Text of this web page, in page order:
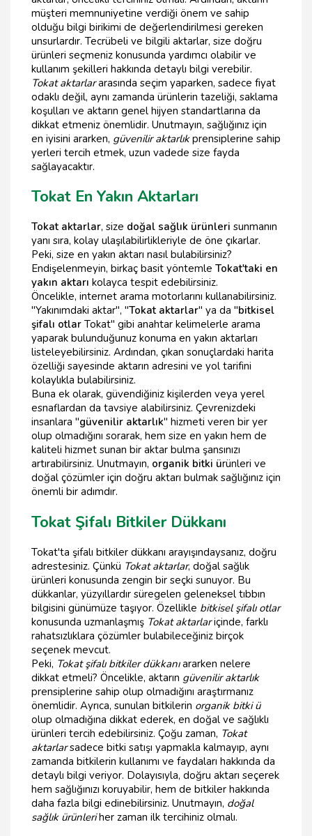
müşteri memnuniyetine verdiği önem ve sahip
olduğu bilgi birikimi de değerlendirilmesi gereken
unsurlardır. Tecrübeli ve bilgili aktarlar, size doğru
ürünleri seçmeniz konusunda yardımcı olabilir ve
kullanım şekilleri hakkında detaylı bilgi verebilir.
Tokat aktarlararasında seçim yaparken, sadece fiyat
odaklı değil, aynı zamanda ürünlerin tazeliği, saklama
koşulları ve aktarın genel hijyen standartlarına da
dikkat etmeniz önemlidir. Unutmayın, sağlığınız için
en iyisini ararken, güvenilir aktarlıkprensiplerine sahip
yerleri tercih etmek, uzun vadede size fayda
sağlayacaktır.
Tokat En Yakın Aktarları
Tokat aktarlar, size doğal sağlık ürünleri sunmanın
yanı sıra, kolay ulaşılabilirlikleriyle de öne çıkarlar.
Peki, size en yakın aktarı nasıl bulabilirsiniz?
Endişelenmeyin, birkaç basit yöntemle Tokat'taki en
yakın aktarı kolayca tespit edebilirsiniz.
Öncelikle, internet arama motorlarını kullanabilirsiniz.
"Yakınımdaki aktar", "Tokat aktarlar" ya da "bitkisel
şifalı otlar Tokat" gibi anahtar kelimelerle arama
yaparak bulunduğunuz konuma en yakın aktarları
listeleyebilirsiniz. Ardından, çıkan sonuçlardaki harita
özelliği sayesinde aktarın adresini ve yol tarifini
kolaylıkla bulabilirsiniz.
Buna ek olarak, güvendiğiniz kişilerden veya yerel
esnaflardan da tavsiye alabilirsiniz. Çevrenizdeki
insanlara "güvenilir aktarlık" hizmeti veren bir yer
olup olmadığını sorarak, hem size en yakın hem de
kaliteli hizmet sunan bir aktar bulma şansınızı
artırabilirsiniz. Unutmayın, organik bitki ürünleri ve
doğal çözümler için doğru aktarı bulmak sağlığınız için
önemli bir adımdır.
Tokat Şifalı Bitkiler Dükkanı
Tokat'ta şifalı bitkiler dükkanı arayışındaysanız, doğru
adrestesiniz. Çünkü Tokat aktarlar, doğal sağlık
ürünleri konusunda zengin bir seçki sunuyor. Bu
dükkanlar, yüzyıllardır süregelen geleneksel tıbbın
bilgisini günümüze taşıyor. Özellikle bitkisel şifalı otlar
konusunda uzmanlaşmış Tokat aktarlariçinde, farklı
rahatsızlıklara çözümler bulabileceğiniz birçok
seçenek mevcut.
Peki, Tokat şifalı bitkiler dükkanıararken nelere
dikkat etmeli? Öncelikle, aktarın güvenilir aktarlık
prensiplerine sahip olup olmadığını araştırmanız
önemlidir. Ayrıca, sunulan bitkilerin organik bitki ü
olup olmadığına dikkat ederek, en doğal ve sağlıklı
ürünleri tercih edebilirsiniz. Çoğu zaman, Tokat
aktarlarsadece bitki satışı yapmakla kalmayıp, aynı
zamanda bitkilerin kullanımı ve faydaları hakkında da
detaylı bilgi veriyor. Dolayısıyla, doğru aktarı seçerek
hem sağlığınızı koruyabilir, hem de bitkiler hakkında
daha fazla bilgi edinebilirsiniz. Unutmayın, doğal
sağlık ürünleriher zaman ilk tercihiniz olmalı.